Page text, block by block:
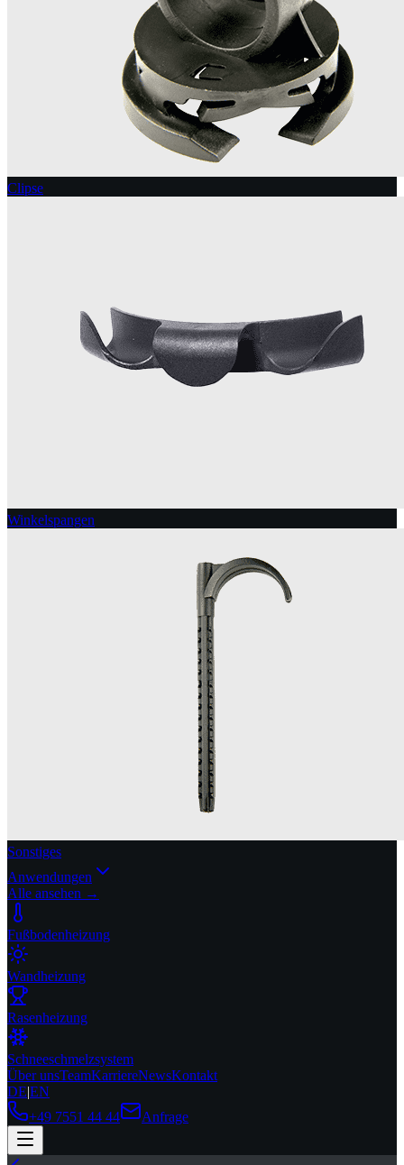
Clipse
Winkelspangen
Sonstiges
Anwendungen
Alle ansehen →
Fußbodenheizung
Wandheizung
Rasenheizung
Schneeschmelzsystem
Über unsTeamKarriereNewsKontakt
DE|EN
+49 7551 44 44
Anfrage